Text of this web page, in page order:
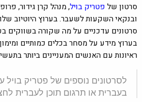
סרטון שלפטריק בויל, מנהל קרן גידור,
ובנקאי השקעות לשעבר. בערוץ היוטיוב שלו
סרטונים עדכניים על מה שקורה בשווקים
בערוץ מידע על מסחר בכלים כמותיים ומימון
ראיונות עם האנשים המעניינים ביותר
לסרטונים נוספים של פטריק בויל
בעברית או תרגום תוכן לעברית